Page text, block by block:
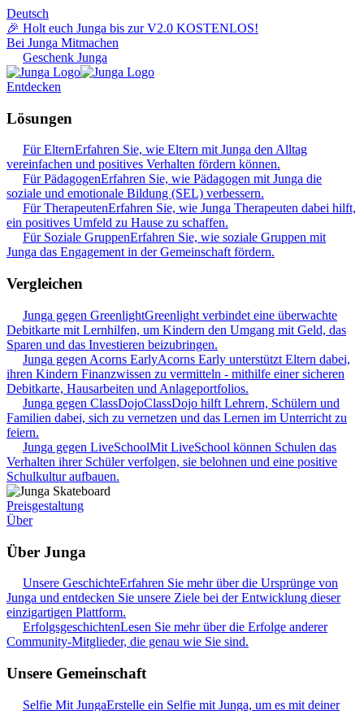
Deutsch
🎉 Holt euch Junga bis zur V2.0 KOSTENLOS!
Bei Junga Mitmachen
Geschenk Junga
Entdecken
Lösungen
Für ElternErfahren Sie, wie Eltern mit Junga den Alltag
vereinfachen und positives Verhalten fördern können.
Für PädagogenErfahren Sie, wie Pädagogen mit Junga die
soziale und emotionale Bildung (SEL) verbessern.
Für TherapeutenErfahren Sie, wie Junga Therapeuten dabei hilft,
ein positives Umfeld zu Hause zu schaffen.
Für Soziale GruppenErfahren Sie, wie soziale Gruppen mit
Junga das Engagement in der Gemeinschaft fördern.
Vergleichen
Junga gegen GreenlightGreenlight verbindet eine überwachte
Debitkarte mit Lernhilfen, um Kindern den Umgang mit Geld, das
Sparen und das Investieren beizubringen.
Junga gegen Acorns EarlyAcorns Early unterstützt Eltern dabei,
ihren Kindern Finanzwissen zu vermitteln - mithilfe einer sicheren
Debitkarte, Hausarbeiten und Anlageportfolios.
Junga gegen ClassDojoClassDojo hilft Lehrern, Schülern und
Familien dabei, sich zu vernetzen und das Lernen im Unterricht zu
feiern.
Junga gegen LiveSchoolMit LiveSchool können Schulen das
Verhalten ihrer Schüler verfolgen, sie belohnen und eine positive
Schulkultur aufbauen.
Preisgestaltung
Über
Über Junga
Unsere GeschichteErfahren Sie mehr über die Ursprünge von
Junga und entdecken Sie unsere Ziele bei der Entwicklung dieser
einzigartigen Plattform.
ErfolgsgeschichtenLesen Sie mehr über die Erfolge anderer
Community-Mitglieder, die genau wie Sie sind.
Unsere Gemeinschaft
Selfie Mit JungaErstelle ein Selfie mit Junga, um es mit deiner